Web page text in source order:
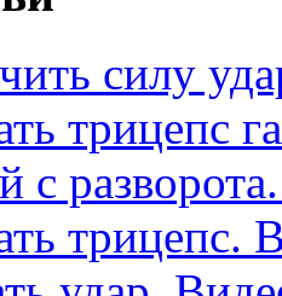
силу
трицепс
с
трицепс.